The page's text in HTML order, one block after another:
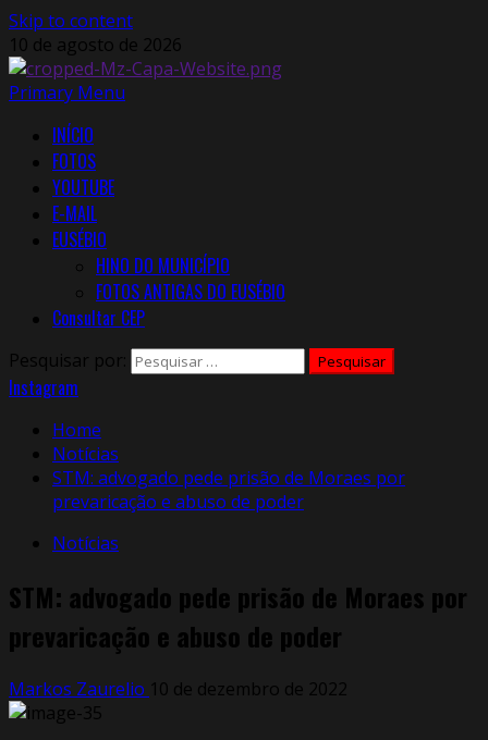
Skip to content
10 de agosto de 2026
Primary Menu
INÍCIO
FOTOS
YOUTUBE
E-MAIL
EUSÉBIO
HINO DO MUNICÍPIO
FOTOS ANTIGAS DO EUSÉBIO
Consultar CEP
Pesquisar por:
Instagram
Home
Notícias
STM: advogado pede prisão de Moraes por
prevaricação e abuso de poder
Notícias
STM: advogado pede prisão de Moraes por
prevaricação e abuso de poder
Markos Zaurelio 10 de dezembro de 2022